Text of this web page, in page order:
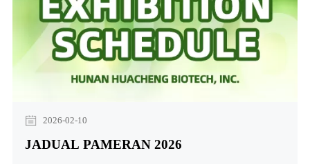
2026-02-10
JADUAL PAMERAN 2026